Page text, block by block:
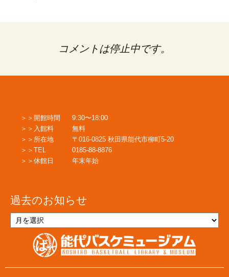
ン
コメントは停止中です。
開館時間
9:30〜18:00
入館料
無料
所在地
〒016-0825 秋田県能代市柳町5-20
TEL
0185-88-8876
休館日
年末年始
過去のお知らせ
去